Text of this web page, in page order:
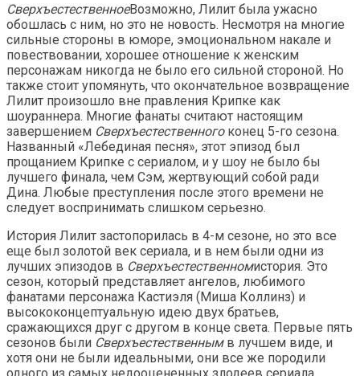
СверхъестественноеВозможно, Лилит была ужасно
обошлась с ним, но это не новость. Несмотря на многие
сильные стороны в юморе, эмоциональном накале и
повествовании, хорошее отношение к женским
персонажам никогда не было его сильной стороной. Но
также стоит упомянуть, что окончательное возвращение
Лилит произошло вне правления Крипке как
шоураннера. Многие фанаты считают настоящим
завершением Сверхъестественногоконец 5-го сезона.
Названный «Лебединая песня», этот эпизод был
прощанием Крипке с сериалом, и у шоу не было бы
лучшего финала, чем Сэм, жертвующий собой ради
Дина. Любые преступления после этого времени не
следует воспринимать слишком серьезно.
История Лилит застопорилась в 4-м сезоне, но это все
еще был золотой век сериала, и в нем были одни из
лучших эпизодов в Сверхъестественномистория. Это
сезон, который представляет ангелов, любимого
фанатами персонажа Кастиэля (Миша Коллинз) и
высококонцептуальную идею двух братьев,
сражающихся друг с другом в конце света. Первые пять
сезонов были Сверхъестественнымв лучшем виде, и
хотя они не были идеальными, они все же породили
одного из самых недооцененных злодеев сериала.